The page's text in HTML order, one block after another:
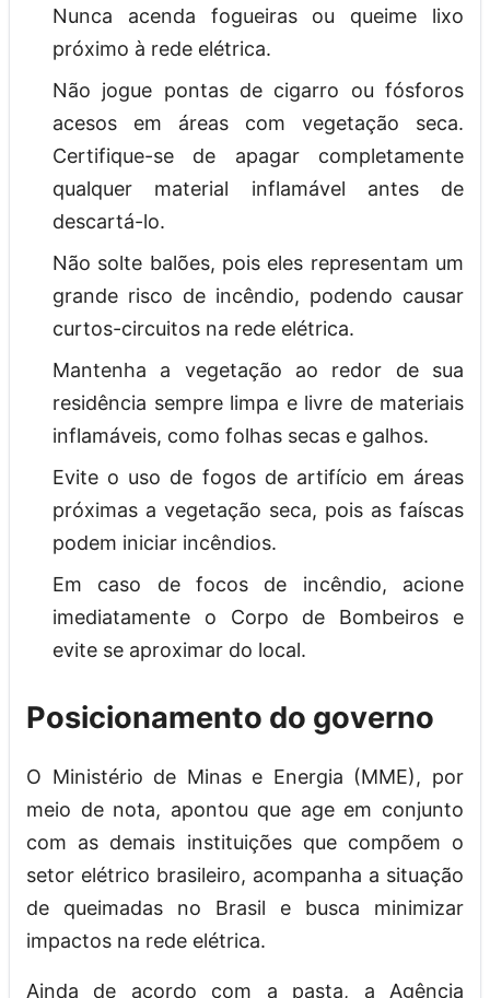
Nunca acenda fogueiras ou queime lixo
próximo à rede elétrica.
Não jogue pontas de cigarro ou fósforos
acesos em áreas com vegetação seca.
Certifique-se de apagar completamente
qualquer material inflamável antes de
descartá-lo.
Não solte balões, pois eles representam um
grande risco de incêndio, podendo causar
curtos-circuitos na rede elétrica.
Mantenha a vegetação ao redor de sua
residência sempre limpa e livre de materiais
inflamáveis, como folhas secas e galhos.
Evite o uso de fogos de artifício em áreas
próximas a vegetação seca, pois as faíscas
podem iniciar incêndios.
Em caso de focos de incêndio, acione
imediatamente o Corpo de Bombeiros e
evite se aproximar do local.
Posicionamento do governo
O Ministério de Minas e Energia (MME), por
meio de nota, apontou que age em conjunto
com as demais instituições que compõem o
setor elétrico brasileiro, acompanha a situação
de queimadas no Brasil e busca minimizar
impactos na rede elétrica.
Ainda de acordo com a pasta, a Agência